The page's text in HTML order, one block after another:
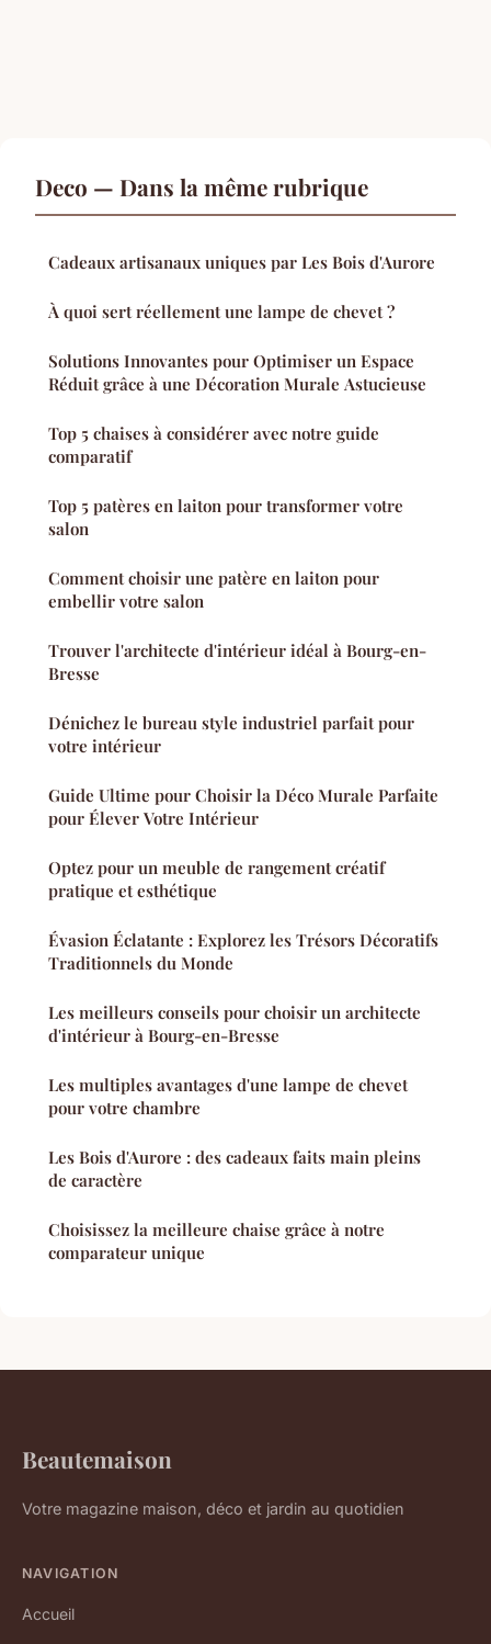
Deco — Dans la même rubrique
Cadeaux artisanaux uniques par Les Bois d'Aurore
À quoi sert réellement une lampe de chevet ?
Solutions Innovantes pour Optimiser un Espace
Réduit grâce à une Décoration Murale Astucieuse
Top 5 chaises à considérer avec notre guide
comparatif
Top 5 patères en laiton pour transformer votre
salon
Comment choisir une patère en laiton pour
embellir votre salon
Trouver l'architecte d'intérieur idéal à Bourg-en-
Bresse
Dénichez le bureau style industriel parfait pour
votre intérieur
Guide Ultime pour Choisir la Déco Murale Parfaite
pour Élever Votre Intérieur
Optez pour un meuble de rangement créatif
pratique et esthétique
Évasion Éclatante : Explorez les Trésors Décoratifs
Traditionnels du Monde
Les meilleurs conseils pour choisir un architecte
d'intérieur à Bourg-en-Bresse
Les multiples avantages d'une lampe de chevet
pour votre chambre
Les Bois d'Aurore : des cadeaux faits main pleins
de caractère
Choisissez la meilleure chaise grâce à notre
comparateur unique
Beautemaison
Votre magazine maison, déco et jardin au quotidien
NAVIGATION
Accueil